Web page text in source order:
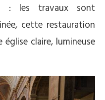
: les travaux sont
cette restauration
claire, lumineuse